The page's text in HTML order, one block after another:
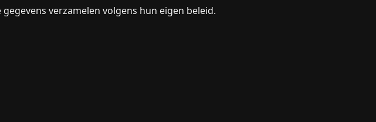
verzamelen volgens hun eigen beleid.